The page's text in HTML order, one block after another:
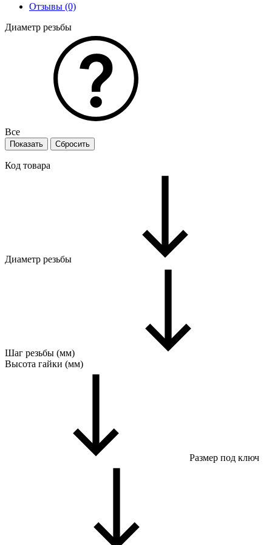
Отзывы (0)
Диаметр резьбы
Все
Код товара
Диаметр резьбы
Шаг резьбы (мм)
Высота гайки (мм)
Размер под ключ